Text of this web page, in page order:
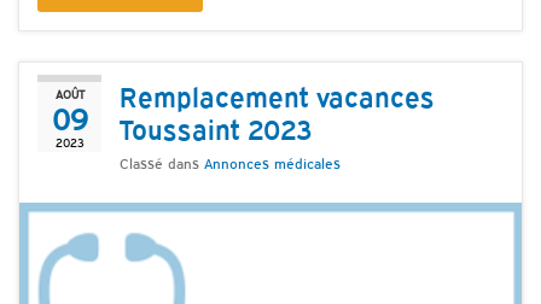
AOÛT
09
2023
Remplacement vacances
Toussaint 2023
Classé dans Annonces médicales